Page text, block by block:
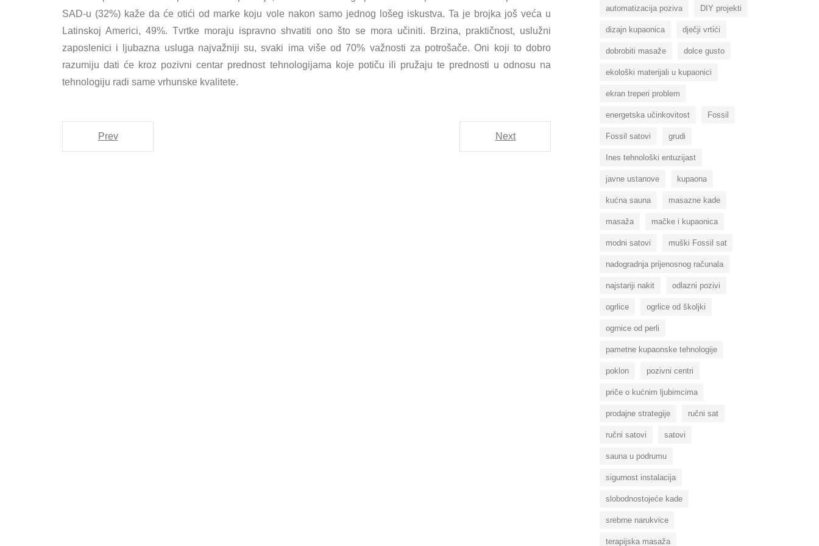
SAD-u (32%) kaže da će otići od marke koju vole nakon samo jednog lošeg iskustva. Ta je brojka još veća u
Latinskoj Americi, 49%. Tvrtke moraju ispravno shvatiti ono što se mora učiniti. Brzina, praktičnost, uslužni
zaposlenici i ljubazna usluga najvažniji su, svaki ima više od 70% važnosti za potrošače. Oni koji to dobro
razumiju dati će kroz pozivni centar prednost tehnologijama koje potiču ili pružaju te prednosti u odnosu na
tehnologiju radi same vrhunske kvalitete.
Prev Next
automatizacija poziva DIY projekti
dizajn kupaonica dječji vrtići
dobrobiti masaže dolce gusto
ekološki materijali u kupaonici
ekran treperi problem
energetska učinkovitost Fossil
Fossil satovi grudi
Ines tehnološki entuzijast
javne ustanove kupaona
kućna sauna masazne kade
masaža mačke i kupaonica
modni satovi muški Fossil sat
nadogradnja prijenosnog računala
najstariji nakit odlazni pozivi
ogrlice ogrlice od školjki
ogrnice od perli
pametne kupaonske tehnologije
poklon pozivni centri
priče o kućnim ljubimcima
prodajne strategije ručni sat
ručni satovi satovi
sauna u podrumu
sigurnost instalacija
slobodnostojeće kade
srebrne narukvice
terapijska masaža